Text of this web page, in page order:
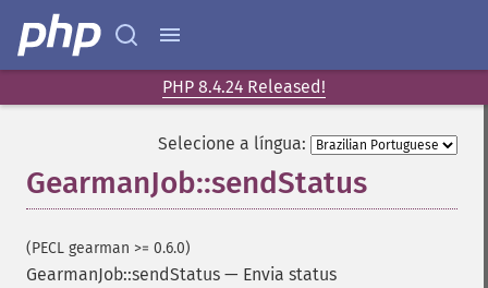
PHP 8.4.24 Released!
Selecione a língua:
GearmanJob::sendStatus
(PECL gearman >= 0.6.0)
GearmanJob::sendStatus — Envia status